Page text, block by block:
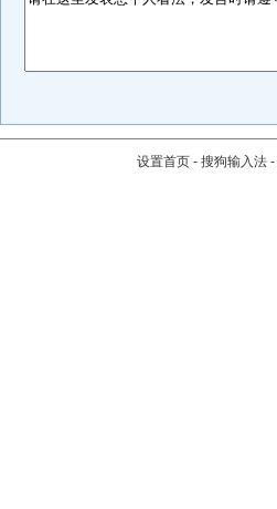
设置首页 - 搜狗输入法 -